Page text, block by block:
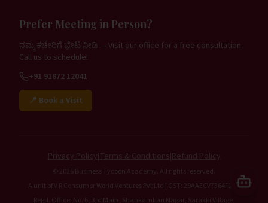
Prefer Meeting in Person?
ನಮ್ಮ ಕಚೇರಿಗೆ ಭೇಟಿ ನೀಡಿ — Visit our office for a free consultation.
Call us to schedule!
+91 91872 12041
📍 Book a Visit
Privacy Policy|Terms & Conditions|Refund Policy
© 2026Business Tycoon Academy. All rights reserved.
A unit of V R Consumer World Ventures Pvt Ltd | GST: 29AAECV7364F2ZX
Regd. Office: No. 6, 3rd Main, Shankambari Nagar, Sarakki Village,